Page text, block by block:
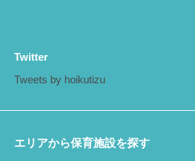
Twitter
Tweets by hoikutizu
エリアから保育施設を探す